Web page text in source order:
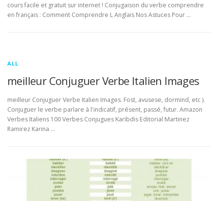
cours facile et gratuit sur internet ! Conjugaison du verbe comprendre
en français : Comment Comprendre L Anglais Nos Astuces Pour …
ALL
meilleur Conjuguer Verbe Italien Images
meilleur Conjuguer Verbe Italien Images. Fost, avusese, dormind, etc ).
Conjuguer le verbe parlare à l'indicatif, présent, passé, futur. Amazon
Verbes Italiens 100 Verbes Conjugues Karibdis Editorial Martinez
Ramirez Karina …